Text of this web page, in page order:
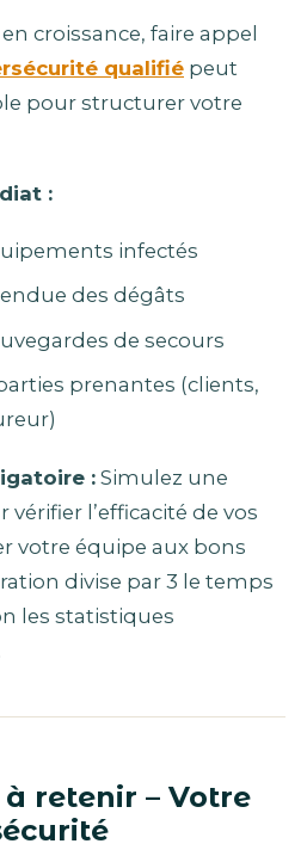
croissance, faire appel
qualifié peut
pour structurer votre
:
infectés
des dégâts
de secours
prenantes (clients,
: Simulez une
l’efficacité de vos
votre équipe aux bons
divise par 3 le temps
les statistiques
retenir – Votre